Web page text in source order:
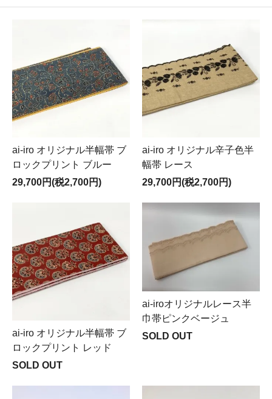
ai-iro オリジナル半幅帯 ブ
ロックプリント ブルー
29,700円(税2,700円)
ai-iro オリジナル辛子色半
幅帯 レース
29,700円(税2,700円)
ai-iro オリジナル半幅帯 ブ
ロックプリント レッド
SOLD OUT
ai-iroオリジナルレース半
巾帯ピンクベージュ
SOLD OUT